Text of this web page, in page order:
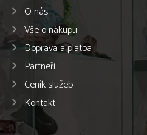
O nás
Vše o nákupu
Doprava a platba
Partneři
Ceník služeb
Kontakt